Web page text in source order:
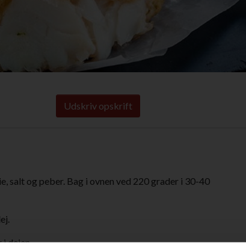
Udskriv opskrift
salt og peber. Bag i ovnen ved 220 grader i 30-40
dejen.